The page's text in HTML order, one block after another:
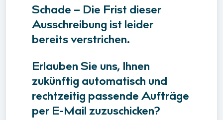
Schade – Die Frist dieser
Ausschreibung ist leider
bereits verstrichen.
Erlauben Sie uns, Ihnen
zukünftig automatisch und
rechtzeitig passende Aufträge
per E-Mail zuzuschicken?